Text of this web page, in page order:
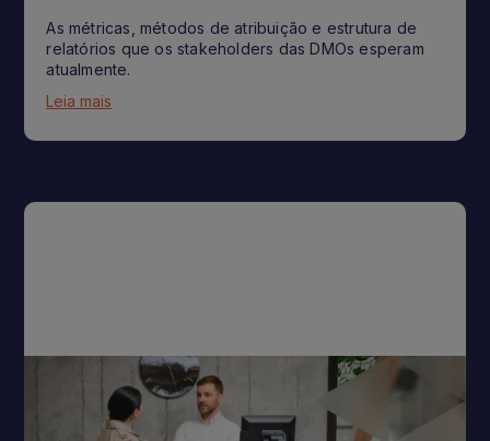
As métricas, métodos de atribuição e estrutura de
relatórios que os stakeholders das DMOs esperam
atualmente.
Leia mais